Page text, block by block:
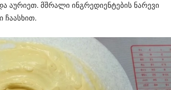
მშრალი ინგრედიენტების ნარევი
ჩაასხით.